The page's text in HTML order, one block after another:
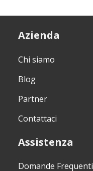
Azienda
Chi siamo
Blog
Partner
Contattaci
Assistenza
Domande Frequenti